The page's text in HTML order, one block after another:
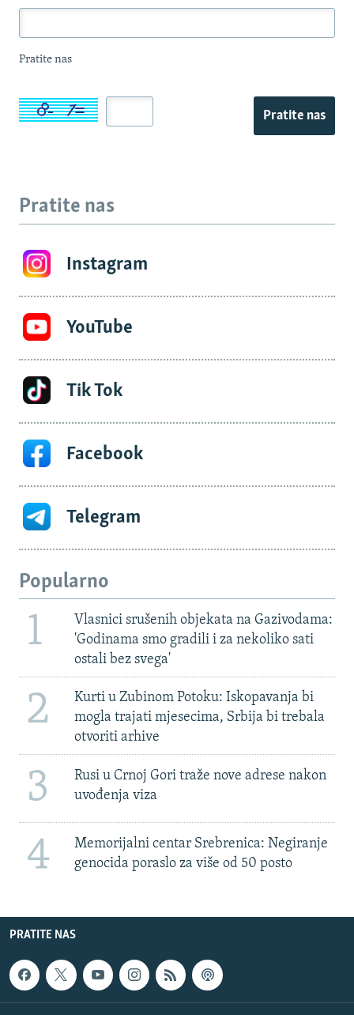
Pratite nas
Pratite nas
Pratite nas
Instagram
YouTube
Tik Tok
Facebook
Telegram
Popularno
1
Vlasnici srušenih objekata na Gazivodama:
'Godinama smo gradili i za nekoliko sati
ostali bez svega'
2
Kurti u Zubinom Potoku: Iskopavanja bi
mogla trajati mjesecima, Srbija bi trebala
otvoriti arhive
3
Rusi u Crnoj Gori traže nove adrese nakon
uvođenja viza
4
Memorijalni centar Srebrenica: Negiranje
genocida poraslo za više od 50 posto
PRATITE NAS